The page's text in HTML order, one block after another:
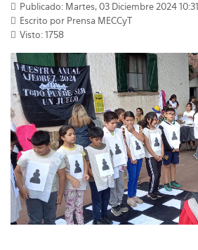
Publicado: Martes, 03 Diciembre 2024 10:31
Escrito por Prensa MECCyT
Visto: 1758